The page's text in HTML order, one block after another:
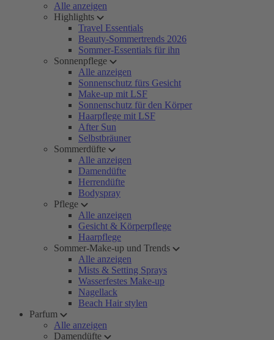
Alle anzeigen
Highlights
Travel Essentials
Beauty-Sommertrends 2026
Sommer-Essentials für ihn
Sonnenpflege
Alle anzeigen
Sonnenschutz fürs Gesicht
Make-up mit LSF
Sonnenschutz für den Körper
Haarpflege mit LSF
After Sun
Selbstbräuner
Sommerdüfte
Alle anzeigen
Damendüfte
Herrendüfte
Bodyspray
Pflege
Alle anzeigen
Gesicht & Körperpflege
Haarpflege
Sommer-Make-up und Trends
Alle anzeigen
Mists & Setting Sprays
Wasserfestes Make-up
Nagellack
Beach Hair stylen
Parfum
Alle anzeigen
Damendüfte